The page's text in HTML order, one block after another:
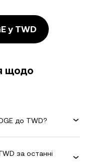
у TWD
щодо
до TWD?
за останні